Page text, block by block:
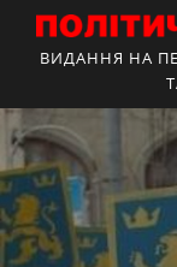
ВИДАННЯ НА